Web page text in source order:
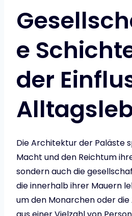
e
der
Die Architektur der Paläste
Macht und den Reichtum
sondern auch die
die innerhalb ihrer Mauern
um den Monarchen oder